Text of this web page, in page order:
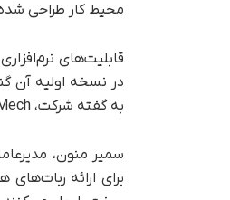
محیط کار طراحی
در نسخه اولیه آن
به گفته شرکت، Mech یک راه‌حل مقیاس‌پذیر برای بهینه‌سازی فرایندهای صنعتی و حمل و نقل ارائه می‌دهد.
برای ارائه